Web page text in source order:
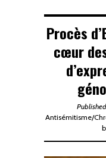
Procès
cœur
Antisémitisme/